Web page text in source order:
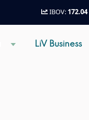
IBOV:
LiV Business